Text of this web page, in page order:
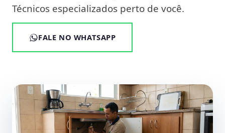
Técnicos especializados perto de você.
FALE NO WHATSAPP